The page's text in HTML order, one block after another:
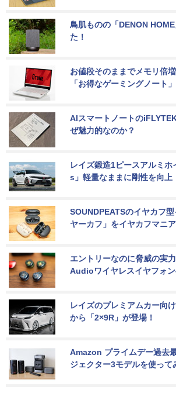
鳥肌ものの「DENON
た！
お値段そのままでメモリ倍
「お得なゲーミングノート」
AIスマートノートの
ぜ魅力的なのか？
レイズ鍛造1ピースアルミ
s」軽量なままに剛性を向上
SOUNDPEATSのイヤカフ
ヤーカフ」をイヤカフマニ
エントリーなのに脅威の実
Audioワイヤレスイヤフォン
レイズのプレミアムカー向
から「2×9R」が登場！
Amazon プライムデー過去
ジェクター3モデルを使って